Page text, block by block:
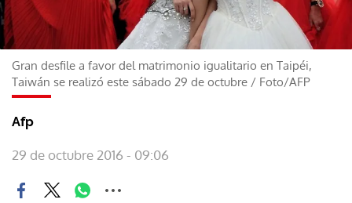
Gran desfile a favor del matrimonio igualitario en Taipéi,
Taiwán se realizó este sábado 29 de octubre / Foto/AFP
Afp
29 de octubre 2016 - 09:06